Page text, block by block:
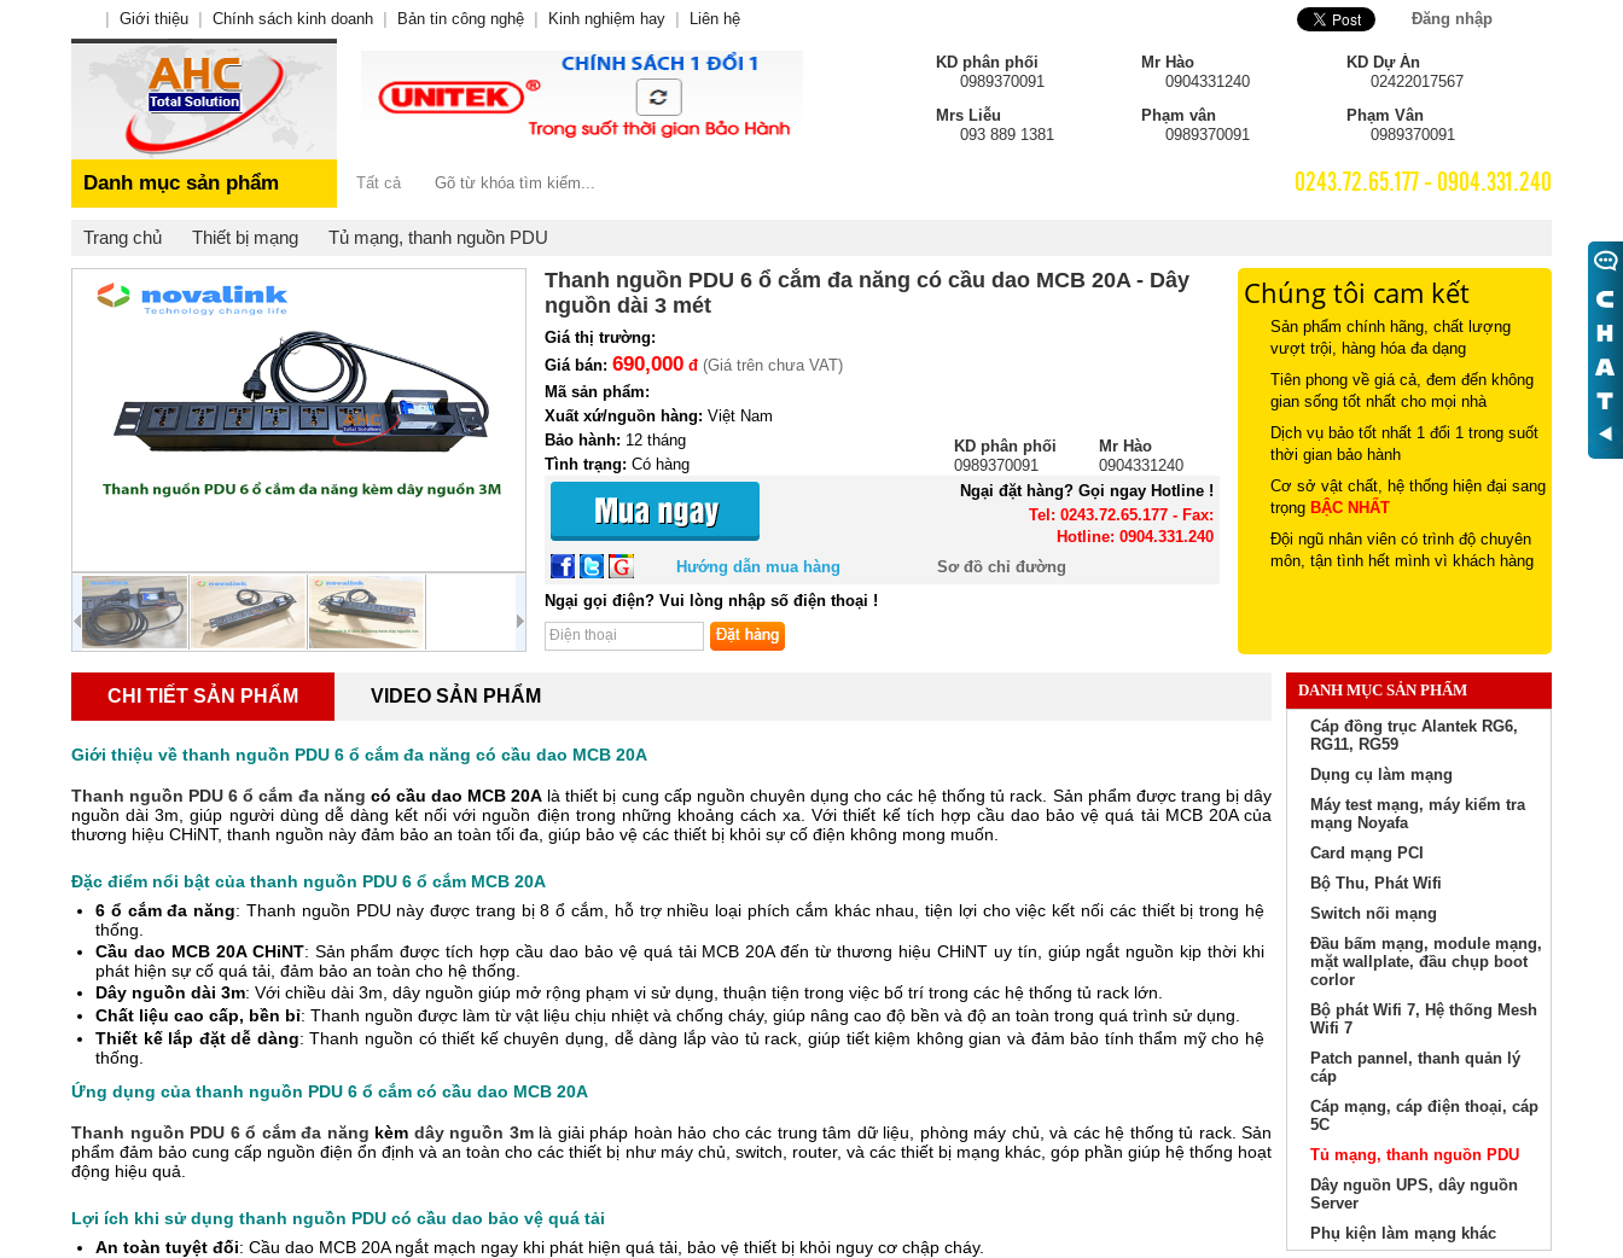
KD phân phối
0989370091
Mr Hào
0904331240
KD Dự Án
02422017567
Mrs Liễu
093 889 1381
Phạm vân
0989370091
Phạm Vân
0989370091
Danh mục sản phẩm Tất cả 0243.72.65.177 - 0904.331.240
Trang chủ Thiết bị mạng Tủ mạng, thanh nguồn PDU
Thanh nguồn PDU 6 ổ cắm đa năng có cầu dao MCB 20A - Dây
nguồn dài 3 mét
Giá thị trường:
Giá bán: 690,000 đ (Giá trên chưa VAT)
Mã sản phẩm:
Xuất xứ/nguồn hàng: Việt Nam
KD phân phối
0989370091
Mr Hào
0904331240
Bảo hành: 12 tháng
Tình trạng: Có hàng
Khuyến mại:
Ngại đặt hàng? Gọi ngay Hotline !
Tel: 0243.72.65.177 - Fax:
Hotline: 0904.331.240
Hướng dẫn mua hàng
Sơ đồ chỉ đường
Ngại gọi điện? Vui lòng nhập số điện thoại !
Chúng tôi cam kết
Sản phẩm chính hãng, chất lượng
vượt trội, hàng hóa đa dạng
Tiên phong về giá cả, đem đến không
gian sống tốt nhất cho mọi nhà
Dịch vụ bảo tốt nhất 1 đổi 1 trong suốt
thời gian bảo hành
Cơ sở vật chất, hệ thống hiện đại sang
trọng BẬC NHẤT
Đội ngũ nhân viên có trình độ chuyên
môn, tận tình hết mình vì khách hàng
CHI TIẾT SẢN PHẨM VIDEO SẢN PHẨM
Giới thiệu về thanh nguồn PDU 6 ổ cắm đa năng có cầu dao MCB 20A
Thanh nguồn PDU 6 ổ cắm đa năng có cầu dao MCB 20A là thiết bị cung cấp nguồn chuyên dụng cho các hệ thống tủ rack. Sản phẩm được trang bị dây
nguồn dài 3m, giúp người dùng dễ dàng kết nối với nguồn điện trong những khoảng cách xa. Với thiết kế tích hợp cầu dao bảo vệ quá tải MCB 20A của
thương hiệu CHiNT, thanh nguồn này đảm bảo an toàn tối đa, giúp bảo vệ các thiết bị khỏi sự cố điện không mong muốn.
Đặc điểm nổi bật của thanh nguồn PDU 6 ổ cắm MCB 20A
6 ổ cắm đa năng: Thanh nguồn PDU này được trang bị 8 ổ cắm, hỗ trợ nhiều loại phích cắm khác nhau, tiện lợi cho việc kết nối các thiết bị trong hệ
thống.
Cầu dao MCB 20A CHiNT: Sản phẩm được tích hợp cầu dao bảo vệ quá tải MCB 20A đến từ thương hiệu CHiNT uy tín, giúp ngắt nguồn kịp thời khi
phát hiện sự cố quá tải, đảm bảo an toàn cho hệ thống.
Dây nguồn dài 3m: Với chiều dài 3m, dây nguồn giúp mở rộng phạm vi sử dụng, thuận tiện trong việc bố trí trong các hệ thống tủ rack lớn.
Chất liệu cao cấp, bền bỉ: Thanh nguồn được làm từ vật liệu chịu nhiệt và chống cháy, giúp nâng cao độ bền và độ an toàn trong quá trình sử dụng.
Thiết kế lắp đặt dễ dàng: Thanh nguồn có thiết kế chuyên dụng, dễ dàng lắp vào tủ rack, giúp tiết kiệm không gian và đảm bảo tính thẩm mỹ cho hệ
thống.
Ứng dụng của thanh nguồn PDU 6 ổ cắm có cầu dao MCB 20A
Thanh nguồn PDU 6 ổ cắm đa năng kèm dây nguồn 3mlà giải pháp hoàn hảo cho các trung tâm dữ liệu, phòng máy chủ, và các hệ thống tủ rack. Sản
phẩm đảm bảo cung cấp nguồn điện ổn định và an toàn cho các thiết bị như máy chủ, switch, router, và các thiết bị mạng khác, góp phần giúp hệ thống hoạt
động hiệu quả.
Lợi ích khi sử dụng thanh nguồn PDU có cầu dao bảo vệ quá tải
An toàn tuyệt đối: Cầu dao MCB 20A ngắt mạch ngay khi phát hiện quá tải, bảo vệ thiết bị khỏi nguy cơ chập cháy.
DANH MỤC SẢN PHẨM
Cáp đồng trục Alantek RG6,
RG11, RG59
Dụng cụ làm mạng
Máy test mạng, máy kiểm tra
mạng Noyafa
Card mạng PCI
Bộ Thu, Phát Wifi
Switch nối mạng
Đầu bấm mạng, module mạng,
mặt wallplate, đầu chụp boot
corlor
Bộ phát Wifi 7, Hệ thống Mesh
Wifi 7
Patch pannel, thanh quản lý
cáp
Cáp mạng, cáp điện thoại, cáp
5C
Tủ mạng, thanh nguồn PDU
Dây nguồn UPS, dây nguồn
Server
Phụ kiện làm mạng khác
Đăng nhập
Giới thiệu Chính sách kinh doanh Bản tin công nghệ Kinh nghiệm hay Liên hệ